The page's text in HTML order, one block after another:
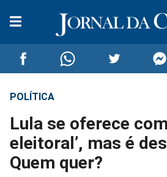
Compartilhar
no
Facebook
Compartilhar
no
Whatsapp
no
Twitter
no
POLÍTICA
Lula se oferece
eleitoral’, mas é
Quem quer?